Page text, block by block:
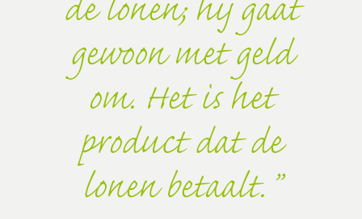
de lonen; hij gaat
gewoon met geld
om. Het is het
product dat de
lonen betaalt.